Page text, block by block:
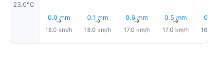
23.0°C
0.0 mm
↑
18.0 km/h
0.1 mm
↑
18.0 km/h
0.6 mm
↑
17.0 km/h
0.5 mm
↑
17.0 km/h
0.1
16.0